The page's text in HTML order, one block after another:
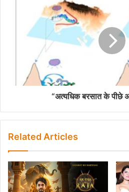
“अत्यधिक बरसात के पीछे
Related Articles